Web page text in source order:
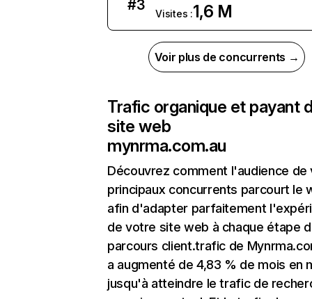
#3
Visites :1,6 M
Voir plus de concurrents →
Trafic organique et payant
site web
mynrma.com.au
Découvrez comment l'audience de
principaux concurrents parcourt le
afin d'adapter parfaitement
de votre site web à chaque étape
parcours client.trafic de
a augmenté de 4,83 % de mois en
jusqu'à atteindre le trafic de